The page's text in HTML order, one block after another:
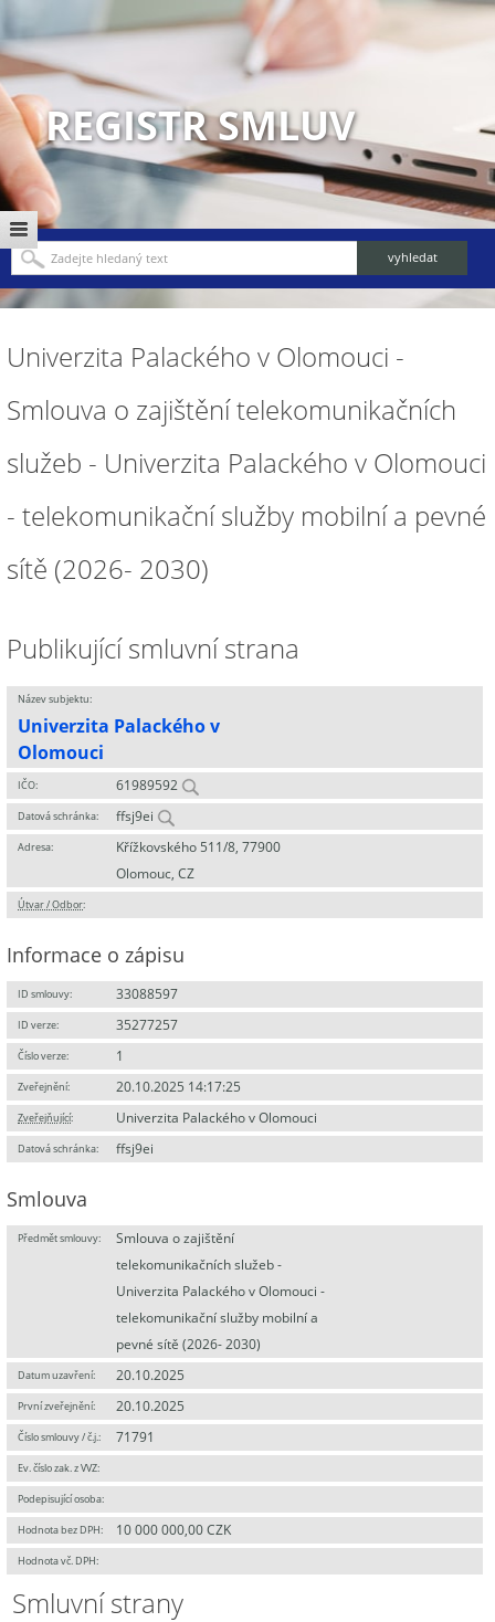
REGISTR SMLUV
Univerzita Palackého v Olomouci -
Smlouva o zajištění telekomunikačních
služeb - Univerzita Palackého v Olomouci
- telekomunikační služby mobilní a pevné
sítě (2026- 2030)
Publikující smluvní strana
Název subjektu:
Univerzita Palackého v
Olomouci
IČO: 61989592
Datová schránka: ffsj9ei
Adresa:
Křížkovského 511/8, 77900
Olomouc, CZ
Útvar / Odbor:
Informace o zápisu
ID smlouvy: 33088597
ID verze: 35277257
Číslo verze: 1
Zveřejnění: 20.10.2025 14:17:25
Zveřejňující: Univerzita Palackého v Olomouci
Datová schránka: ffsj9ei
Smlouva
Předmět smlouvy:
Smlouva o zajištění
telekomunikačních služeb -
Univerzita Palackého v Olomouci -
telekomunikační služby mobilní a
pevné sítě (2026- 2030)
Datum uzavření: 20.10.2025
První zveřejnění: 20.10.2025
Číslo smlouvy / č.j.: 71791
Ev. číslo zak. z VVZ:
Podepisující osoba:
Hodnota bez DPH: 10 000 000,00 CZK
Hodnota vč. DPH:
Smluvní strany